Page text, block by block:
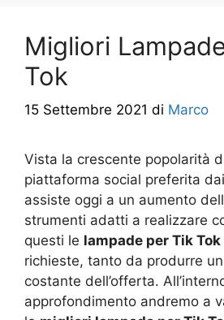
Migliori
Tok
15 Settembre 2021 di Marco
Vista la crescente popolarità
piattaforma social preferita
assiste oggi a un aumento
strumenti adatti a realizzare
questi le lampade per Tik Tok
richieste, tanto da produrre
costante dell’offerta.
approfondimento andremo a